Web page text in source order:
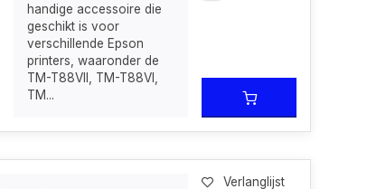
handige accessoire die
geschikt is voor
verschillende Epson
printers, waaronder de
TM-T88VII, TM-T88VI,
TM...
Verlanglijst